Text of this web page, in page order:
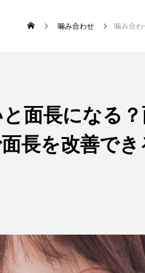
マウス
噛み合わせ 噛み合わせが浅い
面長になる
長を改善で